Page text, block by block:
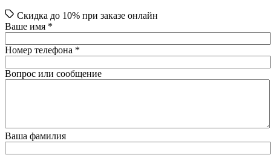
Скидка до 10% при заказе онлайн
Ваше имя *
Номер телефона *
Вопрос или сообщение
Ваша фамилия